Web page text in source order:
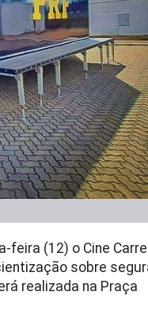
feira (12) o Cine
sobre
realizada na Praça